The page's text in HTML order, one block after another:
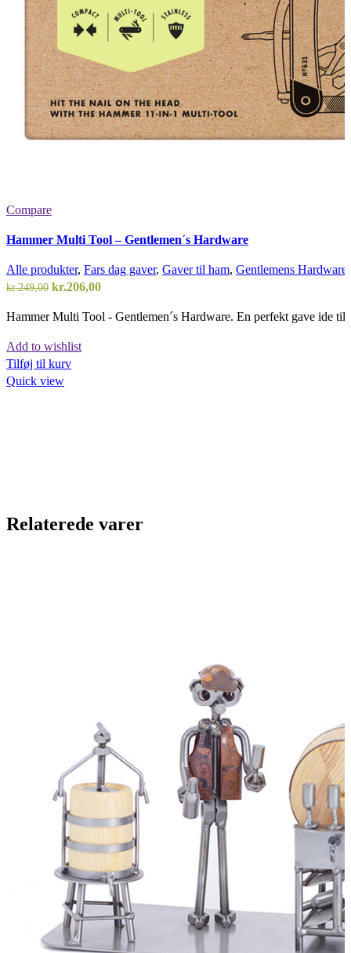
Compare
Hammer Multi Tool – Gentlemen´s Hardware
Alle produkter, Fars dag gaver, Gaver til ham, Gentlemens Hardware
kr.249,00 Den
pris
kr.249,00.
kr.206,00Den
pris
Hammer Multi Tool - Gentlemen´s Hardware. En perfekt gave ide til
Add to wishlist
Tilføj til kurv
Quick view
Relaterede varer